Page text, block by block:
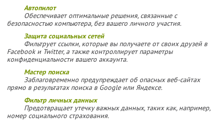
Автопилот
Обеспечивает оптимальные решения, связанные с
безопасностью компьютера, без вашего личного участия.
Защита социальных сетей
Фильтрует ссылки, которые вы получаете от своих друзей в
Facebook и Twitter, а также контроллирует параметры
конфиденциальности вашего аккаунта.
Мастер поиска
Заблаговременно предупреждает об опасных веб-сайтах
прямо в результатах поиска в Google или Яндексе.
Фильтр личных данных
Предотвращает утечку важных данных, таких как, например,
номер социального страхования.